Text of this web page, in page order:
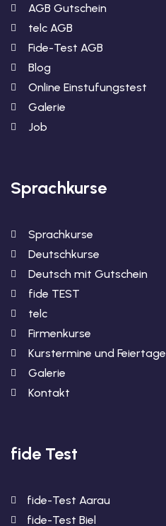
AGB Gutschein
telc AGB
Fide-Test AGB
Blog
Online Einstufungstest
Galerie
Job
Sprachkurse
Sprachkurse
Deutschkurse
Deutsch mit Gutschein
fide TEST
telc
Firmenkurse
Kurstermine und Feiertage
Galerie
Kontakt
fide Test
fide-Test Aarau
fide-Test Biel